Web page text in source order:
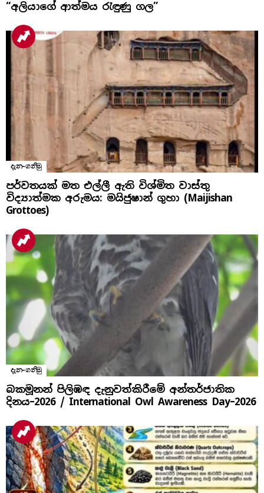
“අලියාගේ ආත්මය රැඳුණු ගල”
දැන-ගනිමු
පර්වතයක් මත එල්ලී ඇති විශ්මිත වාස්තු
විද්‍යාත්මක අරුමය: මයිජුෂාන් ගුහා (Maijishan
Grottoes)
දැන-ගනිමු
බකමූනන් පිලිඹඳ දැනුවත්කිරීමේ අන්තර්ජාතික
දිනය​–2026 / International Owl Awareness Day–2026